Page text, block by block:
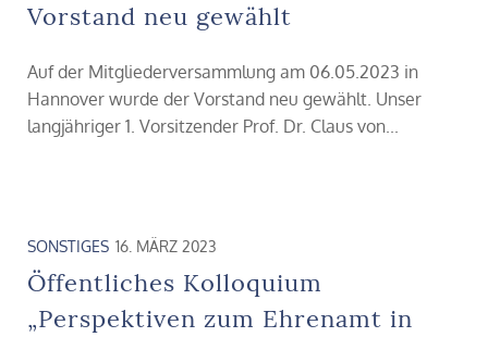
Vorstand neu gewählt
Auf der Mitgliederversammlung am 06.05.2023 in
Hannover wurde der Vorstand neu gewählt. Unser
langjähriger 1. Vorsitzender Prof. Dr. Claus von...
SONSTIGES 16. MÄRZ 2023
Öffentliches Kolloquium
„Perspektiven zum Ehrenamt in